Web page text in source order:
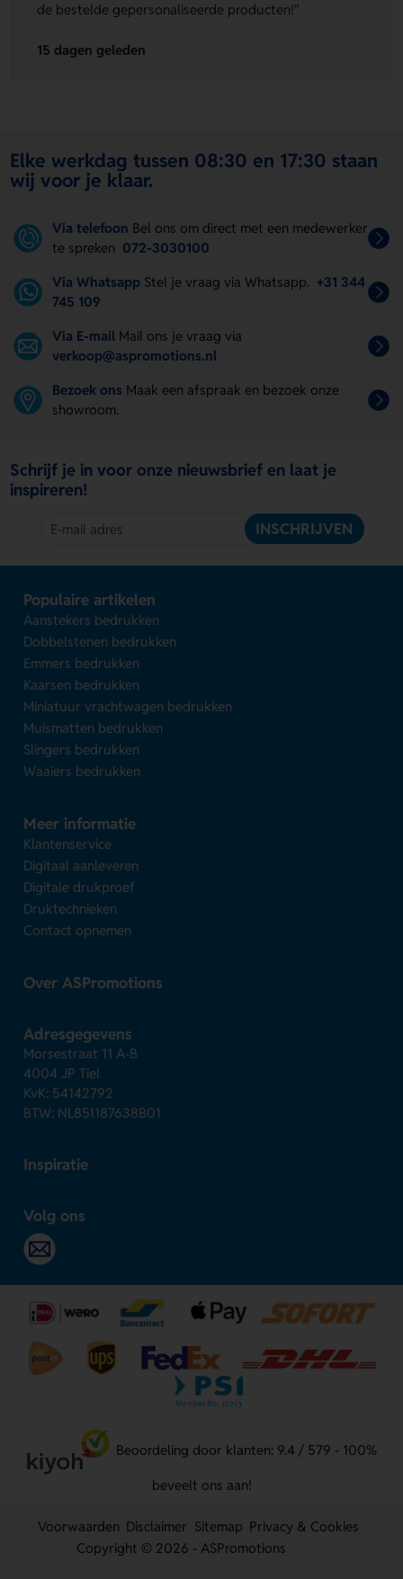
de bestelde gepersonaliseerde producten!"
15 dagen geleden
Elke werkdag tussen 08:30 en 17:30 staan
wij voor je klaar.
Via telefoon Bel ons om direct met een medewerker
te spreken 072-3030100
Via Whatsapp Stel je vraag via Whatsapp. +31 344
745 109
Via E-mail Mail ons je vraag via
verkoop@aspromotions.nl
Bezoek ons Maak een afspraak en bezoek onze
showroom.
Schrijf je in voor onze nieuwsbrief en laat je
inspireren!
INSCHRIJVEN
Populaire artikelen
Aanstekers bedrukken
Dobbelstenen bedrukken
Emmers bedrukken
Kaarsen bedrukken
Miniatuur vrachtwagen bedrukken
Muismatten bedrukken
Slingers bedrukken
Waaiers bedrukken
Meer informatie
Klantenservice
Digitaal aanleveren
Digitale drukproef
Druktechnieken
Contact opnemen
Over ASPromotions
Adresgegevens
Morsestraat 11 A-B
4004 JP Tiel
KvK: 54142792
BTW: NL851187638B01
Inspiratie
Volg ons
Beoordeling door klanten: 9.4 / 579 - 100%
beveelt ons aan!
Voorwaarden Disclaimer Sitemap Privacy & Cookies
Copyright © 2026 - ASPromotions